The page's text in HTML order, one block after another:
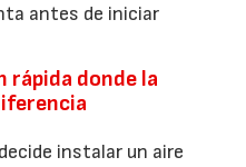
antes de iniciar
rápida donde la
instalar un aire